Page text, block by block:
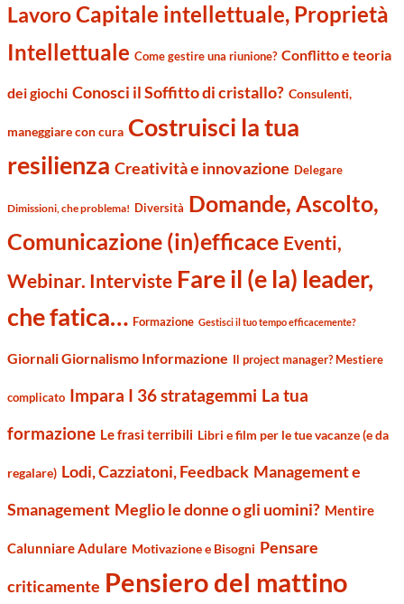
LavoroCapitale intellettuale, Proprietà
Intellettuale Come gestire una riunione? Conflitto e teoria
dei giochi Conosci il Soffitto di cristallo? Consulenti,
maneggiare con cura Costruisci la tua
resilienza Creatività e innovazione Delegare
Dimissioni, che problema! Diversità Domande, Ascolto,
Comunicazione (in)efficace Eventi,
Webinar. Interviste Fare il (e la) leader,
che fatica… Formazione Gestisci il tuo tempo efficacemente?
Giornali Giornalismo Informazione Il project manager? Mestiere
complicato Impara I 36 stratagemmi La tua
formazione Le frasi terribili Libri e film per le tue vacanze (e da
regalare) Lodi, Cazziatoni, Feedback Management e
Smanagement Meglio le donne o gli uomini? Mentire
Calunniare Adulare Motivazione e Bisogni Pensare
criticamente Pensiero del mattino